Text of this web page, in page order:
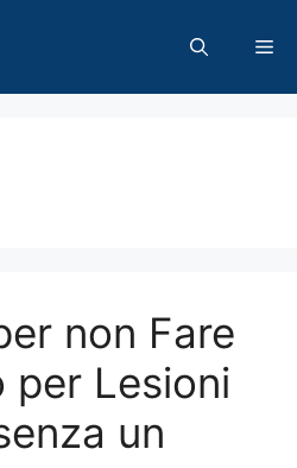
non Fare
per Lesioni
un